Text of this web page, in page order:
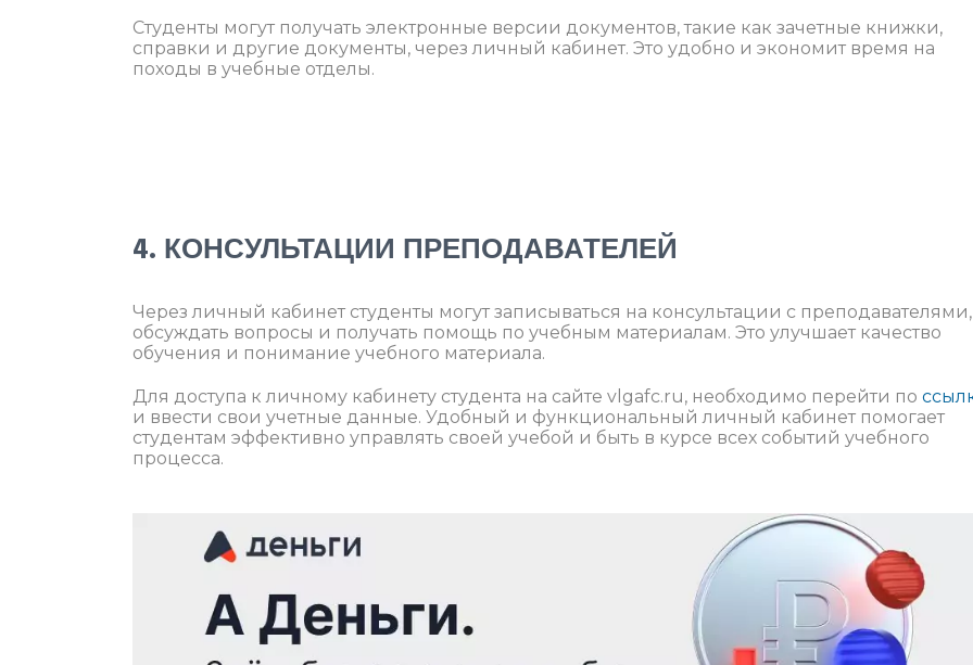
Студенты могут получать электронные версии документов, такие как зачетные книжки,
справки и другие документы, через личный кабинет. Это удобно и экономит время на
походы в учебные отделы.
4. КОНСУЛЬТАЦИИ ПРЕПОДАВАТЕЛЕЙ
Через личный кабинет студенты могут записываться на консультации с преподавателями,
обсуждать вопросы и получать помощь по учебным материалам. Это улучшает качество
обучения и понимание учебного материала.
Для доступа к личному кабинету студента на сайте vlgafc.ru, необходимо перейти по
и ввести свои учетные данные. Удобный и функциональный личный кабинет помогает
студентам эффективно управлять своей учебой и быть в курсе всех событий учебного
процесса.